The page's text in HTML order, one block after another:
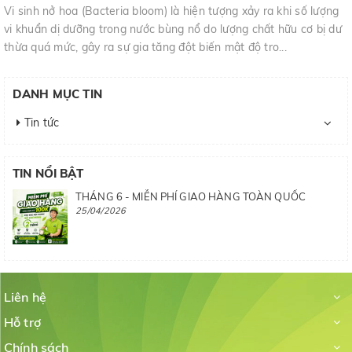
Vi sinh nở hoa (Bacteria bloom) là hiện tượng xảy ra khi số lượng
vi khuẩn dị dưỡng trong nước bùng nổ do lượng chất hữu cơ bị dư
thừa quá mức, gây ra sự gia tăng đột biến mật độ tro...
DANH MỤC TIN
Tin tức
TIN NỔI BẬT
THÁNG 6 - MIỄN PHÍ GIAO HÀNG TOÀN QUỐC
25/04/2026
Liên hệ
Hỗ trợ
Chính sách